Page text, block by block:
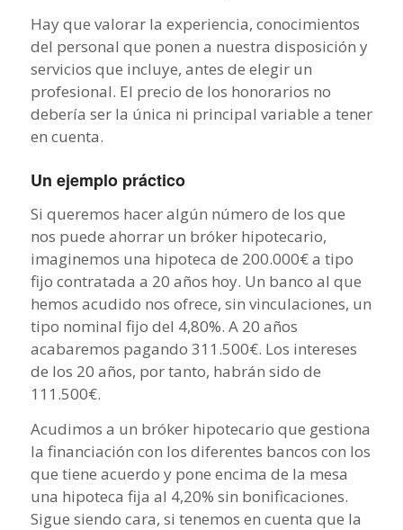
Hay que valorar la experiencia, conocimientos
del personal que ponen a nuestra disposición y
servicios que incluye, antes de elegir un
profesional. El precio de los honorarios no
debería ser la única ni principal variable a tener
en cuenta.
Un ejemplo práctico
Si queremos hacer algún número de los que
nos puede ahorrar un bróker hipotecario,
imaginemos una hipoteca de 200.000€ a tipo
fijo contratada a 20 años hoy. Un banco al que
hemos acudido nos ofrece, sin vinculaciones, un
tipo nominal fijo del 4,80%. A 20 años
acabaremos pagando 311.500€. Los intereses
de los 20 años, por tanto, habrán sido de
111.500€.
Acudimos a un bróker hipotecario que gestiona
la financiación con los diferentes bancos con los
que tiene acuerdo y pone encima de la mesa
una hipoteca fija al 4,20% sin bonificaciones.
Sigue siendo cara, si tenemos en cuenta que la